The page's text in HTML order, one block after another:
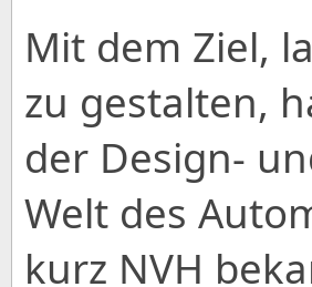
Mit dem Ziel,
zu gestalten,
der Design-
Welt des
kurz NVH